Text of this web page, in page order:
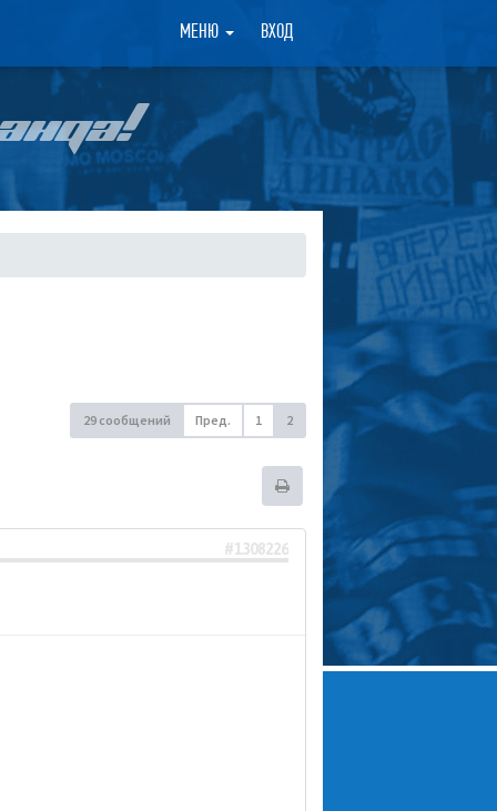
МЕНЮ ВХОД ×
29 сообщений Пред. 1 2
#1308226